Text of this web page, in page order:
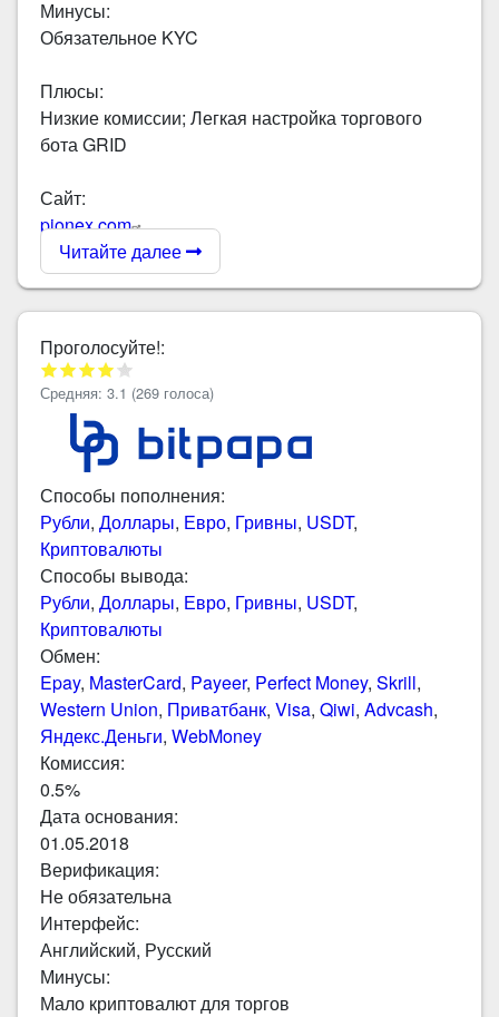
Минусы:
Обязательное KYC
Плюсы:
Низкие комиссии; Легкая настройка торгового
бота GRID
Сайт:
pionex.com
Читайте далее
Проголосуйте!:
Средняя: 3.1 (269 голоса)
Способы пополнения:
Рубли, Доллары, Евро, Гривны, USDT,
Криптовалюты
Способы вывода:
Рубли, Доллары, Евро, Гривны, USDT,
Криптовалюты
Обмен:
Epay, MasterCard, Payeer, Perfect Money, Skrill,
Western Union, Приватбанк, Visa, Qiwi, Advcash,
Яндекс.Деньги, WebMoney
Комиссия:
0.5%
Дата основания:
01.05.2018
Верификация:
Не обязательна
Интерфейс:
Английский, Русский
Минусы:
Мало криптовалют для торгов